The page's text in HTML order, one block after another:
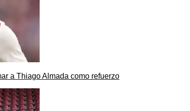
a Thiago Almada como refuerzo